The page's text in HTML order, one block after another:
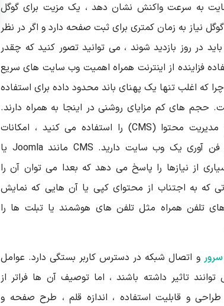
به سرعت واکنش نشان دهد ، یک مزیت برای گوگل
نیاز به زمان کمتری برای ثبت صفحه دارد و اگر در نظر
در روز بازدید شوند ، می توانید تصور کنید که چقدر
فزاینده از اینترنت همراه اهمیت وب سایت های سریع
که اغلب تنها یک پهنای باند محدود داده برای استفاده
حجم های کم مزایای روشنی در اینجا به همراه دارند.
محتوا CMS)) را استفاده می کنید ، امکانات
فن آوری یک وب سایت دارید. CMS مانندJoomla یا
از نیازها را پاسخ می دهد که بعدا می توان آن را
که به اجتناب از محتوای کپی یا آن هایی که نمایش
تلفن همراه مثل تلفن های هوشمند یا تبلت ها را
سرور و اتصال شبکه در دسترس کاربر بستگی دارد. عوامل
تاثیر داشته باشند ، اما توصیف آن ها فراتر از
و قابلیت استفاده ، اندازه قلم ، طرح صفحه و